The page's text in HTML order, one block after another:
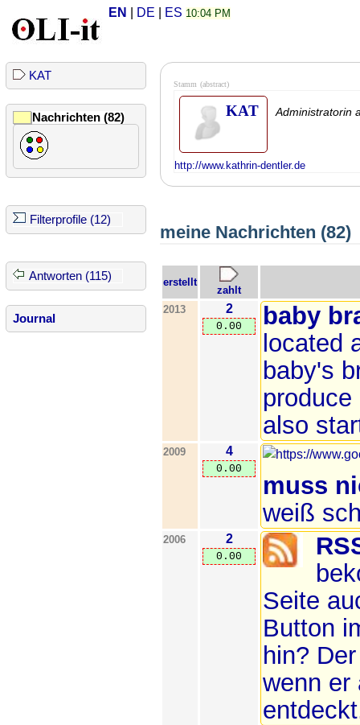
EN DE ES 10:04 PM
KAT
Nachrichten (82)
Filterprofile (12)
Antworten (115)
Journal
Stamm (abstract)
KAT Administratorin
http://www.kathrin-dentler.de
meine Nachrichten (82)
erstellt
zahlt
2013
2
0.00
baby
located
baby's
also
2009 4
0.00
muss
weiß
2006 2
0.00
Seite
Button
hin?
wenn er